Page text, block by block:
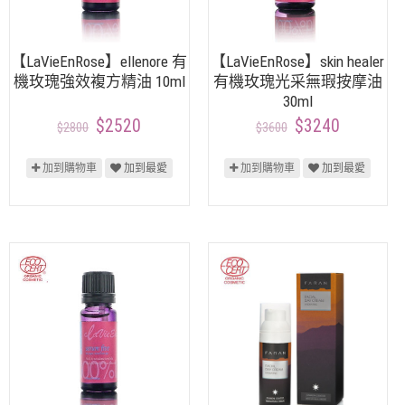
【LaVieEnRose】ellenore 有
機玫瑰強效複方精油 10ml
$2800 $2520
加到購物車 加到最愛
【LaVieEnRose】skin healer
有機玫瑰光采無瑕按摩油
30ml
$3600 $3240
加到購物車 加到最愛